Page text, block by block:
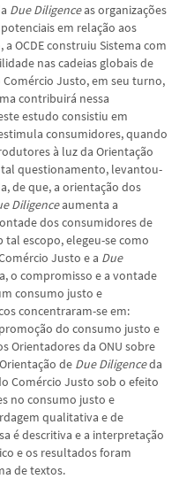
Due Diligenceas organizações
em relação aos
OCDE construiu Sistema com
nas cadeias globais de
Justo, em seu turno,
contribuirá nessa
estudo consistiu em
consumidores, quando
à luz da Orientação
tal questionamento, levantou-
de que, a orientação dos
Diligenceaumenta a
dos consumidores de
escopo, elegeu-se como
Justo e a Due
o compromisso e a vontade
consumo justo e
concentraram-se em:
do consumo justo e
Orientadores da ONU sobre
de Due Diligenceda
Comércio Justo sob o efeito
no consumo justo e
qualitativa e de
é descritiva e a interpretação
e os resultados foram
de textos.